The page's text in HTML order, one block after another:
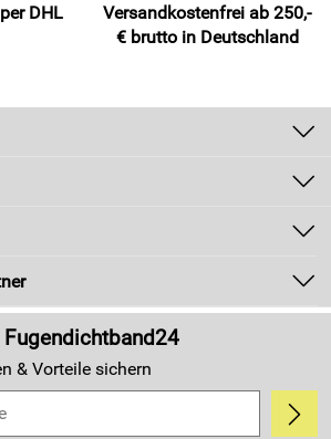
DHL
Versandkostenfrei ab 250,-
€ brutto in Deutschland
(4.405)
& Vorteile sichern